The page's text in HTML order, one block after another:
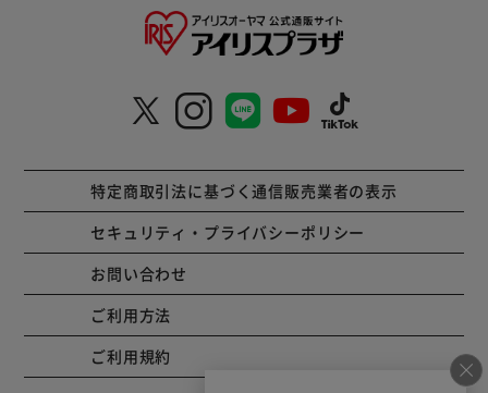
特定商取引法に基づく通信販売業者の表示
セキュリティ・プライバシーポリシー
お問い合わせ
ご利用方法
ご利用規約